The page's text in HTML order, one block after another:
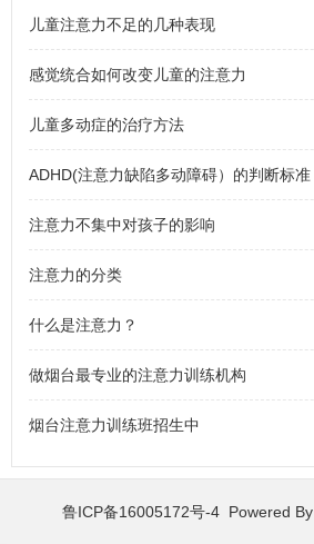
儿童注意力不足的几种表现
感觉统合如何改变儿童的注意力
儿童多动症的治疗方法
ADHD(注意力缺陷多动障碍）的判断标准
注意力不集中对孩子的影响
注意力的分类
什么是注意力？
做烟台最专业的注意力训练机构
烟台注意力训练班招生中
鲁ICP备16005172号-4 Powered By